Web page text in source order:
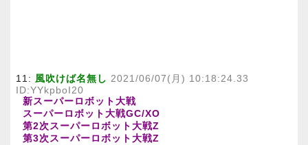
11: 風吹けば名無し 2021/06/07(月) 10:18:24.33
ID:YYkpboI20
新スーパーロボット大戦
スーパーロボット大戦GC/XO
第2次スーパーロボット大戦Z
第3次スーパーロボット大戦Z